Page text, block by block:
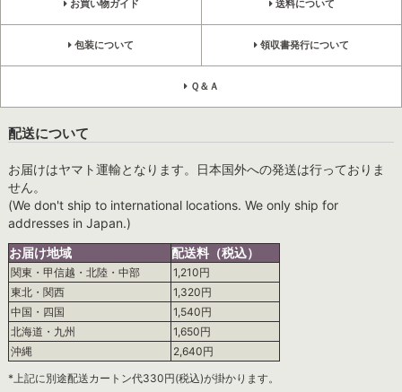
お買い物ガイド 送料について
包装について 領収書発行について
Ｑ＆Ａ
配送について
お届けはヤマト運輸となります。日本国外への発送は行っておりま
せん。
(We don't ship to international locations. We only ship for
addresses in Japan.)
お届け地域
配送料（税込）
関東・甲信越・北陸・中部
1,210円
東北・関西
1,320円
中国・四国
1,540円
北海道・九州
1,650円
沖縄
2,640円
*上記に別途配送カートン代330円(税込)が掛かります。